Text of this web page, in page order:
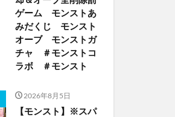
ゲーム モンストあ
みだくじ モンスト
オーブ モンストガ
チャ ＃モンストコ
ラボ ＃モンスト
2026年8月5日
【モンスト】※スパ